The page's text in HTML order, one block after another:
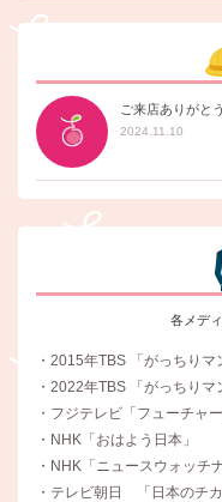
ご来店ありがと
2024.11.10
各メデ
・2015年TBS 「がっちりマ
・2022年TBS 「がっちりマ
・フジテレビ「フューチャ
・NHK「おはよう日本」
・NHK「ニュースウォッチ
・テレビ朝日 「日本のチカ